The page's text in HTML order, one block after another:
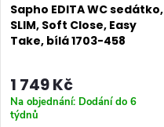
Sapho EDITA WC sedátko,
SLIM, Soft Close, Easy
Take, bílá 1703-458
1 749 Kč
Na objednání: Dodání do 6
týdnů